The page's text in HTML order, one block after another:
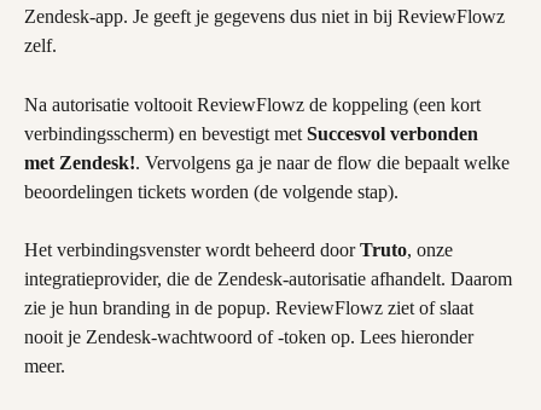
Zendesk-app. Je geeft je gegevens dus niet in bij ReviewFlowz
zelf.
Na autorisatie voltooit ReviewFlowz de koppeling (een kort
verbindingsscherm) en bevestigt met Succesvol verbonden
met Zendesk!. Vervolgens ga je naar de flow die bepaalt welke
beoordelingen tickets worden (de volgende stap).
Het verbindingsvenster wordt beheerd door Truto, onze
integratieprovider, die de Zendesk-autorisatie afhandelt. Daarom
zie je hun branding in de popup. ReviewFlowz ziet of slaat
nooit je Zendesk-wachtwoord of -token op. Lees hieronder
meer.